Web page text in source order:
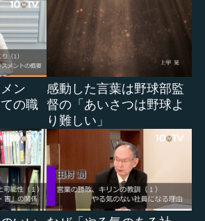
心理学』と表題にもありますが、組
先生として、今の学生をどう見てお
こういう側面もある」というようなこ
だきたいですし、付き合いのコツの
ただきたいと思います。そういうと
うか。
はこうだよね」「ゆとり世代だか
論があります。そのように言ってし
ながらも、半面、心のどこかでは
ない」と思うところもあり、非常に
先生はそのあたり、どのようにお感じ
ン
の職
感動した言葉は野球部監
督の「あいさつは野球よ
り難しい」